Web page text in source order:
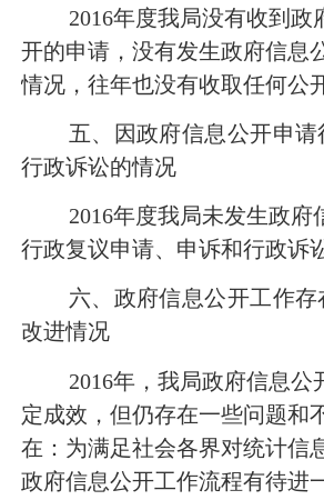
2016年度我局没有收到政
开的申请，没有发生政府信息
情况，往年也没有收取任何公
五、因政府信息公开申
行政诉讼的情况
2016年度我局未发生政府
行政复议申请、申诉和行政诉
六、政府信息公开工作存
改进情况
2016年，我局政府信息公
定成效，但仍存在一些问题和
在：为满足社会各界对统计信
政府信息公开工作流程有待进